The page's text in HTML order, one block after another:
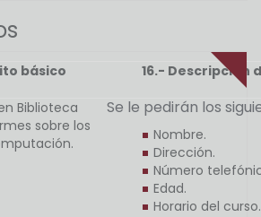
básico 16.- Descripción
Biblioteca
sobre los
Se le pedirán los
Nombre.
Dirección.
Número
Edad.
Horario del curso.